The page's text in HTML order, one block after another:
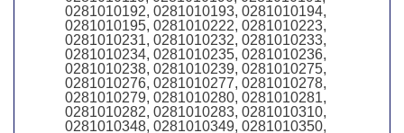
0281010192, 0281010193, 0281010194,
0281010195, 0281010222, 0281010223,
0281010231, 0281010232, 0281010233,
0281010234, 0281010235, 0281010236,
0281010238, 0281010239, 0281010275,
0281010276, 0281010277, 0281010278,
0281010279, 0281010280, 0281010281,
0281010282, 0281010283, 0281010310,
0281010348, 0281010349, 0281010350,